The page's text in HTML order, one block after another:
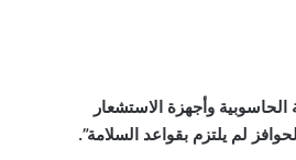
وأجهزة الاستشعار
لم يلتزم بقواعد السلامة”.